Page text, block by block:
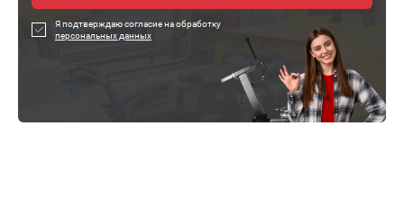
Я подтверждаю согласие на обработку
персональных данных